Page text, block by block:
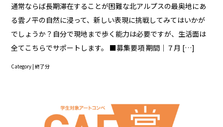
通常ならば長期滞在することが困難な北アルプスの最奥地にあ
る雲ノ平の自然に浸って、新しい表現に挑戦してみてはいかが
でしょうか？自分で現地まで歩く能力は必要ですが、生活面は
全てこちらでサポートします。 ■募集要項 期間｜７月 […]
Category |終了分